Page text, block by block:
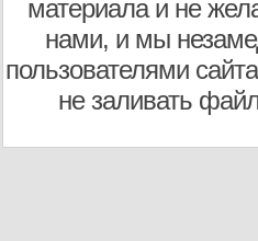
материала и не
нами, и мы
пользователями
не заливать